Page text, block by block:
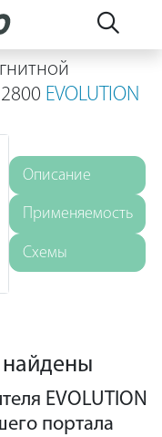
EVOLUTION
Описание
Применяемость
Схемы
EVOLUTION
портала